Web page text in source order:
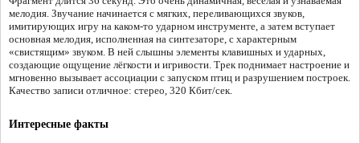
мелодия. Звучание начинается с мягких, переливающихся звуков,
имитирующих игру на каком-то ударном инструменте, а затем вступает
основная мелодия, исполненная на синтезаторе, с характерным
«свистящим» звуком. В ней слышны элементы клавишных и ударных,
создающие ощущение лёгкости и игривости. Трек поднимает настроение и
мгновенно вызывает ассоциации с запуском птиц и разрушением построек.
Качество записи отличное: стерео, 320 Кбит/сек.
Интересные факты